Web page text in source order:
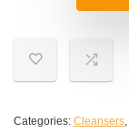
Categories: Cleansers,